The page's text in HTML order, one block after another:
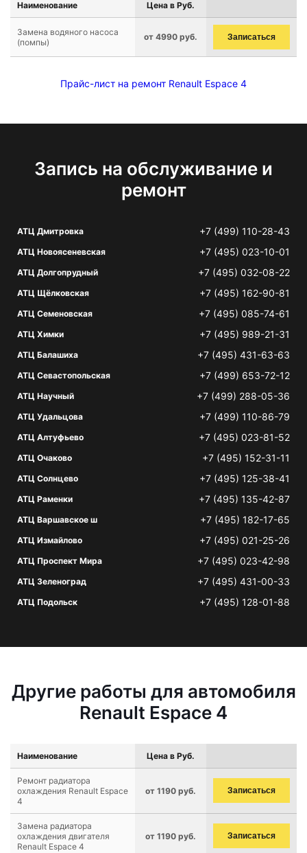
Наименование Цена в Руб.
Замена водяного насоса
(помпы)
от 4990 руб. Записаться
Прайс-лист на ремонт Renault Espace 4
Запись на обслуживание и
ремонт
АТЦ Дмитровка +7 (499) 110-28-43
АТЦ Новоясеневская +7 (495) 023-10-01
АТЦ Долгопрудный +7 (495) 032-08-22
АТЦ Щёлковская +7 (495) 162-90-81
АТЦ Семеновская +7 (495) 085-74-61
АТЦ Химки +7 (495) 989-21-31
АТЦ Балашиха +7 (495) 431-63-63
АТЦ Севастопольская +7 (499) 653-72-12
АТЦ Научный +7 (499) 288-05-36
АТЦ Удальцова +7 (499) 110-86-79
АТЦ Алтуфьево +7 (495) 023-81-52
АТЦ Очаково +7 (495) 152-31-11
АТЦ Солнцево +7 (495) 125-38-41
АТЦ Раменки +7 (495) 135-42-87
АТЦ Варшавское ш +7 (495) 182-17-65
АТЦ Измайлово +7 (495) 021-25-26
АТЦ Проспект Мира +7 (495) 023-42-98
АТЦ Зеленоград +7 (495) 431-00-33
АТЦ Подольск +7 (495) 128-01-88
Другие работы для автомобиля
Renault Espace 4
Наименование Цена в Руб.
Ремонт радиатора
охлаждения Renault Espace
4
от 1190 руб. Записаться
Замена радиатора
охлаждения двигателя
Renault Espace 4
от 1190 руб. Записаться